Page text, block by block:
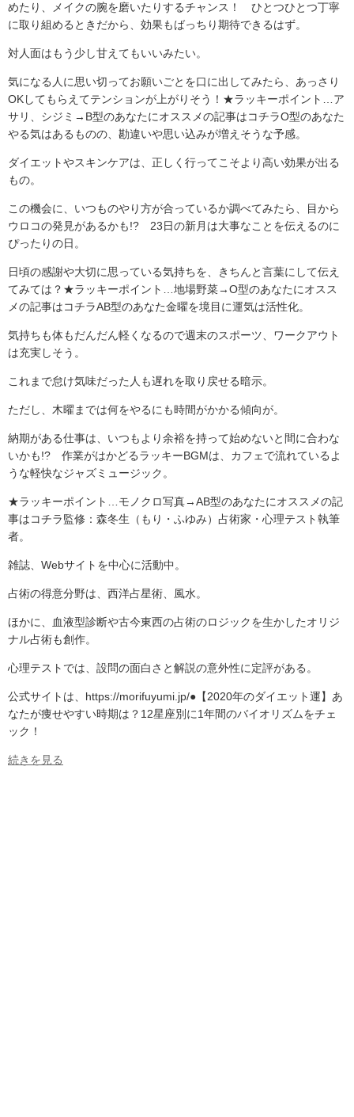
めたり、メイクの腕を磨いたりするチャンス！ ひとつひとつ丁寧
に取り組めるときだから、効果もばっちり期待できるはず。
対人面はもう少し甘えてもいいみたい。
気になる人に思い切ってお願いごとを口に出してみたら、あっさり
OKしてもらえてテンションが上がりそう！★ラッキーポイント…ア
サリ、シジミ→B型のあなたにオススメの記事はコチラO型のあなた
やる気はあるものの、勘違いや思い込みが増えそうな予感。
ダイエットやスキンケアは、正しく行ってこそより高い効果が出る
もの。
この機会に、いつものやり方が合っているか調べてみたら、目から
ウロコの発見があるかも!? 23日の新月は大事なことを伝えるのに
ぴったりの日。
日頃の感謝や大切に思っている気持ちを、きちんと言葉にして伝え
てみては？★ラッキーポイント…地場野菜→O型のあなたにオスス
メの記事はコチラAB型のあなた金曜を境目に運気は活性化。
気持ちも体もだんだん軽くなるので週末のスポーツ、ワークアウト
は充実しそう。
これまで怠け気味だった人も遅れを取り戻せる暗示。
ただし、木曜までは何をやるにも時間がかかる傾向が。
納期がある仕事は、いつもより余裕を持って始めないと間に合わな
いかも!? 作業がはかどるラッキーBGMは、カフェで流れているよ
うな軽快なジャズミュージック。
★ラッキーポイント…モノクロ写真→AB型のあなたにオススメの記
事はコチラ監修：森冬生（もり・ふゆみ）占術家・心理テスト執筆
者。
雑誌、Webサイトを中心に活動中。
占術の得意分野は、西洋占星術、風水。
ほかに、血液型診断や古今東西の占術のロジックを生かしたオリジ
ナル占術も創作。
心理テストでは、設問の面白さと解説の意外性に定評がある。
公式サイトは、https://morifuyumi.jp/●【2020年のダイエット運】あ
なたが痩せやすい時期は？12星座別に1年間のバイオリズムをチェ
ック！
続きを見る